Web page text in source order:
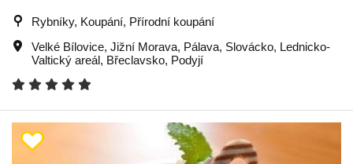
Rybníky, Koupání, Přírodní koupání
Velké Bílovice, Jižní Morava, Pálava, Slovácko, Lednicko-
Valtický areál, Břeclavsko, Podyjí